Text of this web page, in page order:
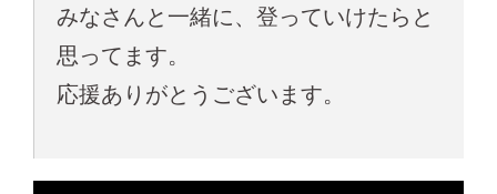
みなさんと一緒に、登っていけたらと
思ってます。
応援ありがとうございます。